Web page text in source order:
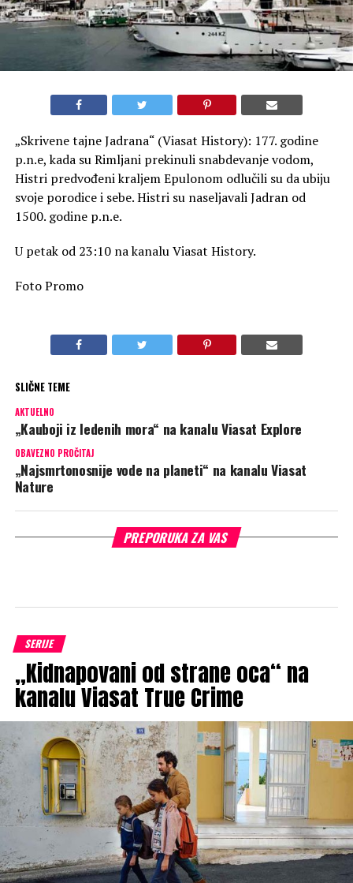
„Skrivene tajne Jadrana“ (Viasat History): 177. godine
p.n.e, kada su Rimljani prekinuli snabdevanje vodom,
Histri predvođeni kraljem Epulonom odlučili su da ubiju
svoje porodice i sebe. Histri su naseljavali Jadran od
1500. godine p.n.e.
U petak od 23:10 na kanalu Viasat History.
Foto Promo
SLIČNE TEME
AKTUELNO
„Kauboji iz ledenih mora“ na kanalu Viasat Explore
OBAVEZNO PROČITAJ
„Najsmrtonosnije vode na planeti“ na kanalu Viasat
Nature
PREPORUKA ZA VAS
SERIJE
„Kidnapovani od strane oca“ na
kanalu Viasat True Crime